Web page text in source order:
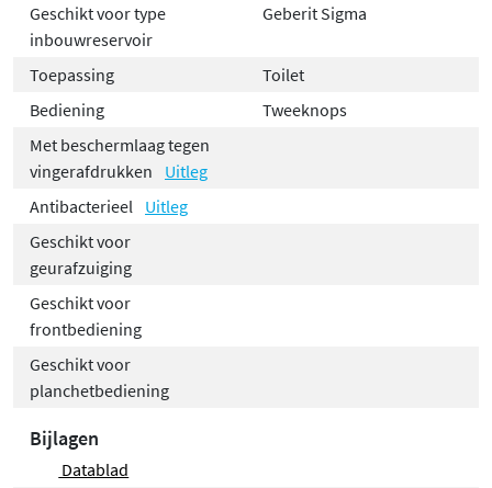
Geschikt voor type
inbouwreservoir
Geberit Sigma
Toepassing
Toilet
Bediening
Tweeknops
Met beschermlaag tegen
vingerafdrukken
Uitleg
Antibacterieel
Uitleg
Geschikt voor
geurafzuiging
Geschikt voor
frontbediening
Geschikt voor
planchetbediening
Bijlagen
Datablad